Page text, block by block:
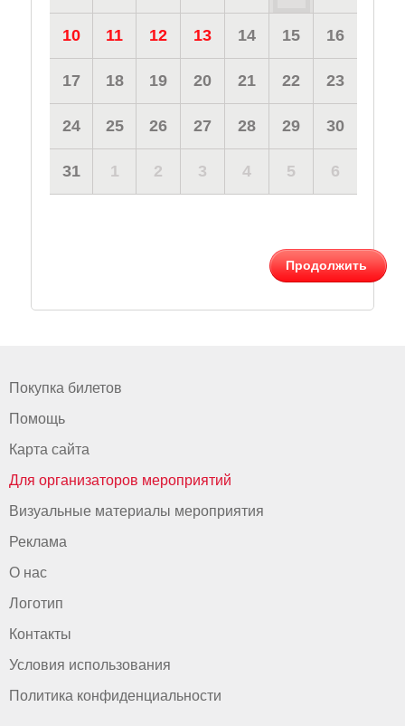
10 11 12 13 14 15 16
17 18 19 20 21 22 23
24 25 26 27 28 29 30
31 1 2 3 4 5 6
Продолжить
Покупка билетов
Помощь
Карта сайта
Для организаторов мероприятий
Визуальные материалы мероприятия
Реклама
О нас
Логотип
Контакты
Условия использования
Политика конфиденциальности